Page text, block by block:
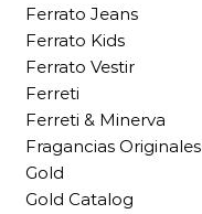
Ferrato Jeans
Ferrato Kids
Ferrato Vestir
Ferreti
Ferreti & Minerva
Fragancias Originales
Gold
Gold Catalog